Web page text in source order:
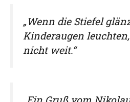
„Wenn die Stiefel
Kinderaugen
nicht weit.“